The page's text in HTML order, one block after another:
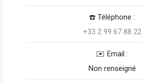
☎️️ Téléphone :
+33 2 99 67 88 22
️✉️ Email :
Non renseigné